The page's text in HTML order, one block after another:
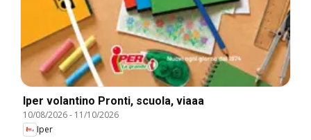
Iper volantino Pronti, scuola, viaaa
10/08/2026- 11/10/2026
Iper